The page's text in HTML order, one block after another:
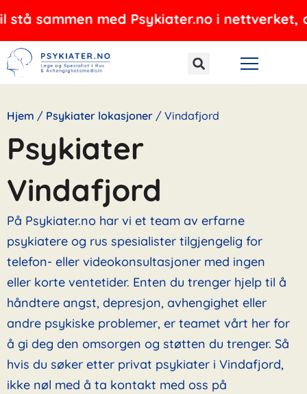
Hopp
til
innholdet
med Psykiater.no i nettverket, og
Hjem / Psykiater lokasjoner / Vindafjord
Psykiater
Vindafjord
På Psykiater.no har vi et team av erfarne
psykiatere og rus spesialister tilgjengelig for
telefon- eller videokonsultasjoner med ingen
eller korte ventetider. Enten du trenger hjelp til å
håndtere angst, depresjon, avhengighet eller
andre psykiske problemer, er teamet vårt her for
å gi deg den omsorgen og støtten du trenger. Så
hvis du søker etter privat psykiater i Vindafjord,
ikke nøl med å ta kontakt med oss på